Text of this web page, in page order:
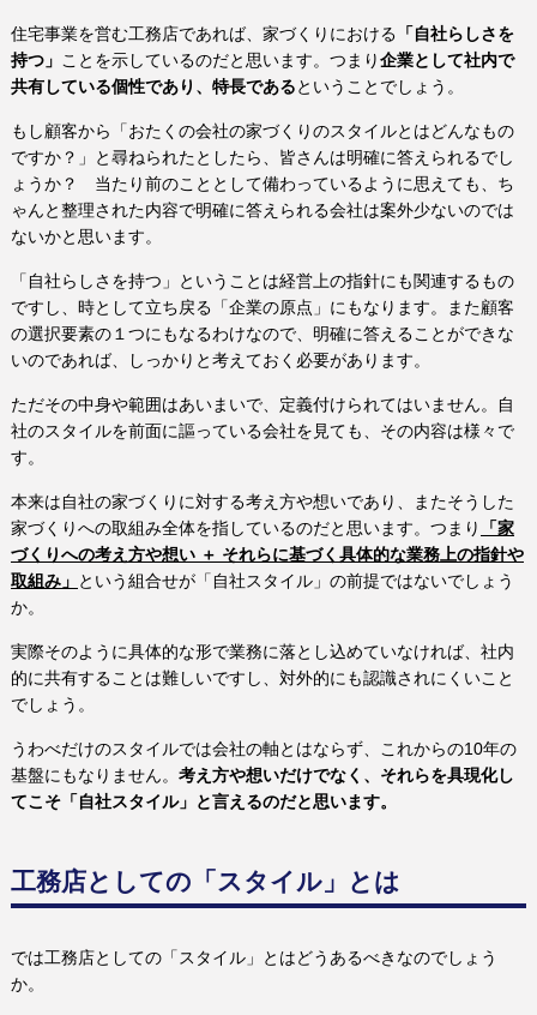
住宅事業を営む工務店であれば、家づくりにおける 「自社らしさを
持つ」 ことを示しているのだと思います。つまり企業として社内で
共有している個性であり、特長であるということでしょう。
もし顧客から「おたくの会社の家づくりのスタイルとはどんなもの
ですか？」と尋ねられたとしたら、皆さんは明確に答えられるでし
ょうか？ 当たり前のこととして備わっているように思えても、ち
ゃんと整理された内容で明確に答えられる会社は案外少ないのでは
ないかと思います。
「自社らしさを持つ」ということは経営上の指針にも関連するもの
ですし、時として立ち戻る「企業の原点」にもなります。また顧客
の選択要素の１つにもなるわけなので、明確に答えることができな
いのであれば、しっかりと考えておく必要があります。
ただその中身や範囲はあいまいで、定義付けられてはいません。自
社のスタイルを前面に謳っている会社を見ても、その内容は様々で
す。
本来は自社の家づくりに対する考え方や想いであり、またそうした
家づくりへの取組み全体を指しているのだと思います。つまり
「家
づくりへの考え方や想い ＋ それらに基づく具体的な業務上の指針や
取組み」 という組合せが「自社スタイル」の前提ではないでしょう
か。
実際そのように具体的な形で業務に落とし込めていなければ、社内
的に共有することは難しいですし、対外的にも認識されにくいこと
でしょう。
うわべだけのスタイルでは会社の軸とはならず、これからの10年の
基盤にもなりません。 考え方や想いだけでなく、それらを具現化し
てこそ「自社スタイル」と言えるのだと思います。
工務店としての「スタイル」とは
では工務店としての「スタイル」とはどうあるべきなのでしょう
か。